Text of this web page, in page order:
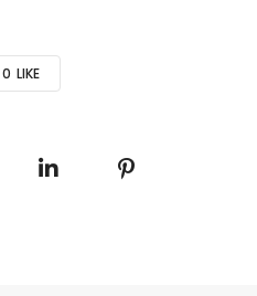
0 LIKE